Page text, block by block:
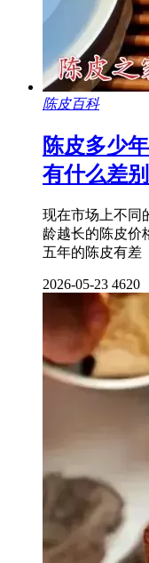
陈皮百科
陈皮多少
有什么差
现在市场上不同
龄越长的陈皮价
五年的陈皮有差
2026-05-23 4620